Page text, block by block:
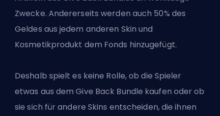
Zwecke. Andererseits werden auch 50% des
Geldes aus jedem anderen Skin und
Kosmetikprodukt dem Fonds hinzugefügt.
Deshalb spielt es keine Rolle, ob die Spieler
etwas aus dem Give Back Bundle kaufen oder ob
sie sich für andere Skins entscheiden, die ihnen